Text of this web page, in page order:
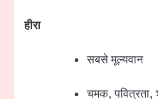
हीरा
सबसे मूल्यवान
चमक, पवित्रता,